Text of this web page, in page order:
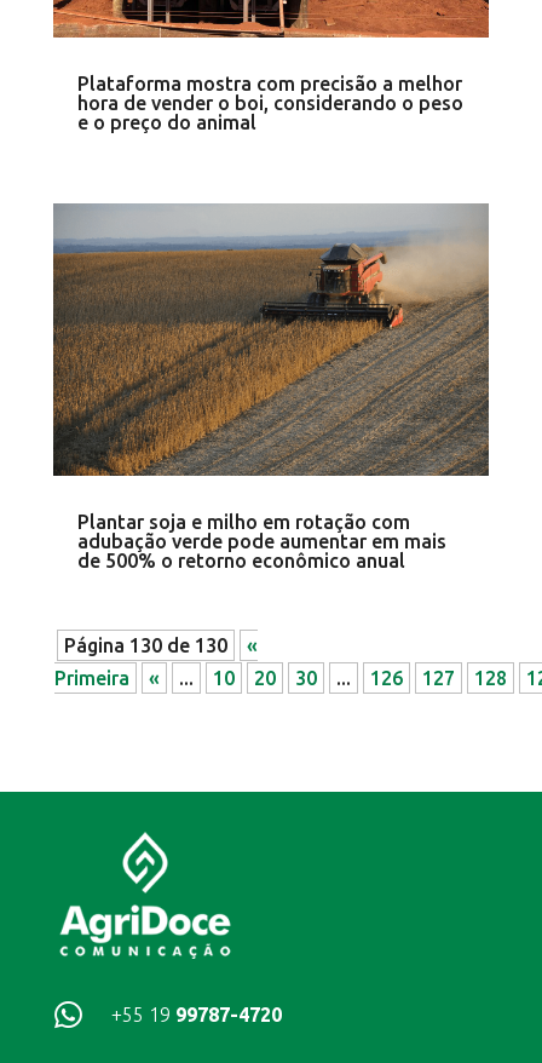
Plataforma mostra com precisão a melhor
hora de vender o boi, considerando o peso
e o preço do animal
Plantar soja e milho em rotação com
adubação verde pode aumentar em mais
de 500% o retorno econômico anual
Página 130 de 130
«
Primeira
« ... 10 20 30 ... 126 127 128
 +55 19 99787-4720